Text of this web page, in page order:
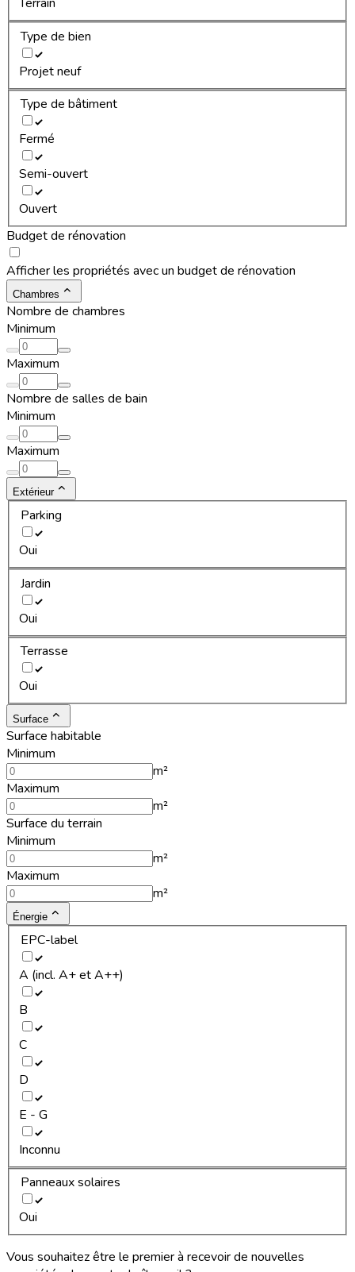
Type de bien
Projet neuf
Type de bâtiment
Fermé
Semi-ouvert
Ouvert
Budget de rénovation
Afficher les propriétés avec un budget de rénovation
Chambres
Nombre de chambres
Minimum
Maximum
Nombre de salles de bain
Minimum
Maximum
Extérieur
Parking
Oui
Jardin
Oui
Terrasse
Oui
Surface
Surface habitable
Minimum
m²
Maximum
m²
Surface du terrain
Minimum
m²
Maximum
m²
Énergie
EPC-label
A (incl. A+ et A++)
B
C
D
E - G
Inconnu
Panneaux solaires
Oui
Vous souhaitez être le premier à recevoir de nouvelles